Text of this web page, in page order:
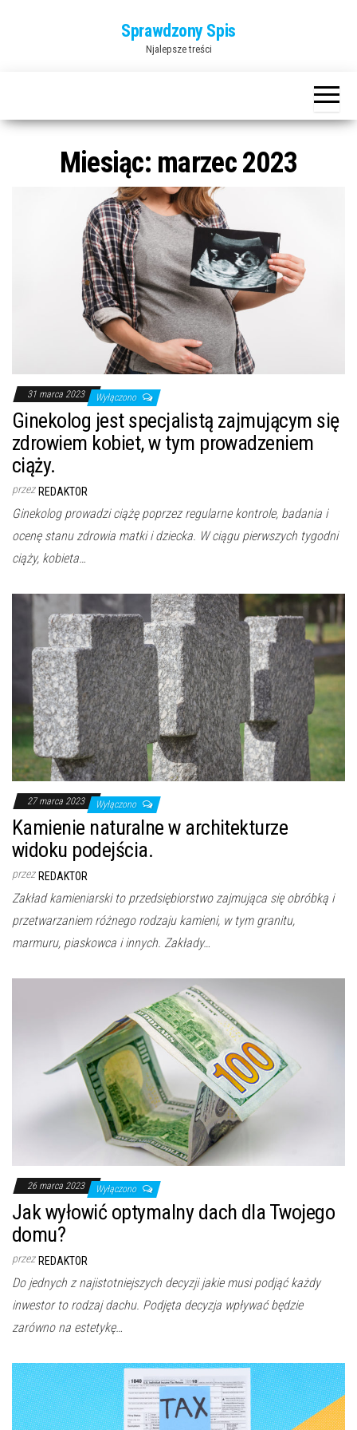
Sprawdzony Spis
Njalepsze treści
Miesiąc: marzec 2023
31 marca 2023 Wyłączono
Ginekolog jest specjalistą zajmującym się
zdrowiem kobiet, w tym prowadzeniem
ciąży.
przez REDAKTOR
Ginekolog prowadzi ciążę poprzez regularne kontrole, badania i
ocenę stanu zdrowia matki i dziecka. W ciągu pierwszych tygodni
ciąży, kobieta…
27 marca 2023 Wyłączono
Kamienie naturalne w architekturze
widoku podejścia.
przez REDAKTOR
Zakład kamieniarski to przedsiębiorstwo zajmująca się obróbką i
przetwarzaniem różnego rodzaju kamieni, w tym granitu,
marmuru, piaskowca i innych. Zakłady…
26 marca 2023 Wyłączono
Jak wyłowić optymalny dach dla Twojego
domu?
przez REDAKTOR
Do jednych z najistotniejszych decyzji jakie musi podjąć każdy
inwestor to rodzaj dachu. Podjęta decyzja wpływać będzie
zarówno na estetykę…